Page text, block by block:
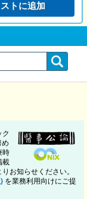
トに追加
時
載
お知らせください。
を業務利用向けにご提